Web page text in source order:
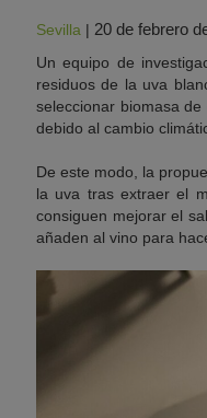
Sevilla | 20 de febrero
Un equipo de
residuos de la uva
seleccionar biomasa
debido al cambio
De este modo, la
la uva tras extraer el
consiguen mejorar el
añaden al vino para